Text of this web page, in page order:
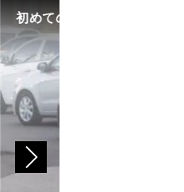
初めての中古車選び、購入